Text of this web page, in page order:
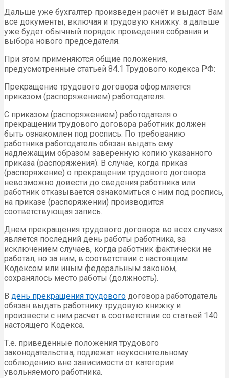
Дальше уже бухгалтер произведен расчёт и выдаст Вам
все документы, включая и трудовую книжку. а дальше
уже будет обычный порядок проведения собрания и
выбора нового председателя.
При этом применяются общие положения,
предусмотренные статьей 84.1 Трудового кодекса РФ:
Прекращение трудового договора оформляется
приказом (распоряжением) работодателя.
С приказом (распоряжением) работодателя о
прекращении трудового договора работник должен
быть ознакомлен под роспись. По требованию
работника работодатель обязан выдать ему
надлежащим образом заверенную копию указанного
приказа (распоряжения). В случае, когда приказ
(распоряжение) о прекращении трудового договора
невозможно довести до сведения работника или
работник отказывается ознакомиться с ним под роспись,
на приказе (распоряжении) производится
соответствующая запись.
Днем прекращения трудового договора во всех случаях
является последний день работы работника, за
исключением случаев, когда работник фактически не
работал, но за ним, в соответствии с настоящим
Кодексом или иным федеральным законом,
сохранялось место работы (должность).
В день прекращения трудового договора работодатель
обязан выдать работнику трудовую книжку и
произвести с ним расчет в соответствии со статьей 140
настоящего Кодекса.
Т.е. приведенные положения трудового
законодательства, подлежат неукоснительному
соблюдению вне зависимости от категории
увольняемого работника.